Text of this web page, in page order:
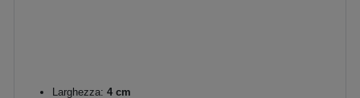
Larghezza: 4 cm